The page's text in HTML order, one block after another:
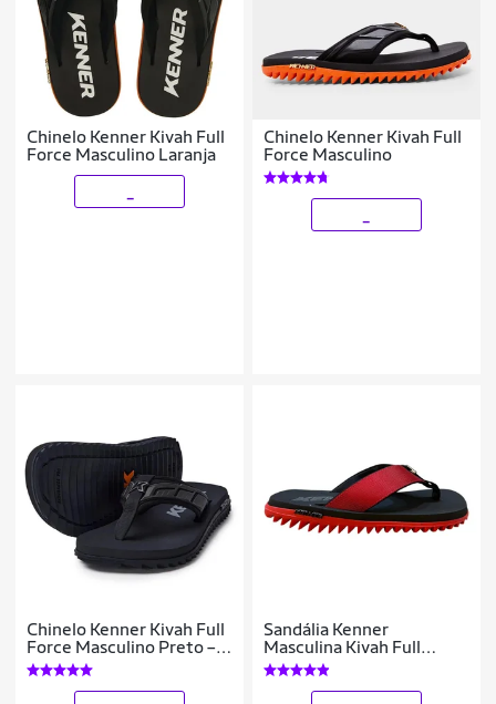
Chinelo Kenner Kivah Full
Force Masculino Laranja
Chinelo Kenner Kivah Full
Force Masculino
Chinelo Kenner Kivah Full
Force Masculino Preto –
Conforto e Durabilidade
Sandália Kenner
Masculina Kivah Full
Force